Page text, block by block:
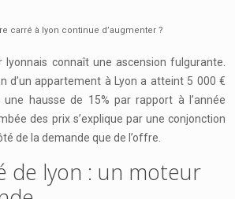
carré à lyon continue d’augmenter ?
lyonnais connaît une ascension fulgurante.
d’un appartement à Lyon a atteint 5 000 €
hausse de 15% par rapport à l’année
des prix s’explique par une conjonction
de la demande que de l’offre.
de lyon : un moteur